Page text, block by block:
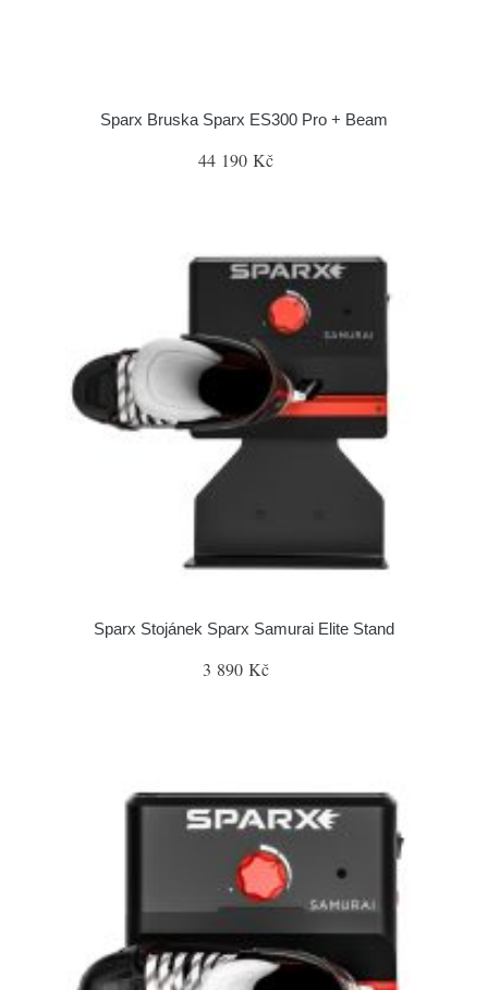
Sparx Bruska Sparx ES300 Pro + Beam
44 190 Kč
Sparx Stojánek Sparx Samurai Elite Stand
3 890 Kč